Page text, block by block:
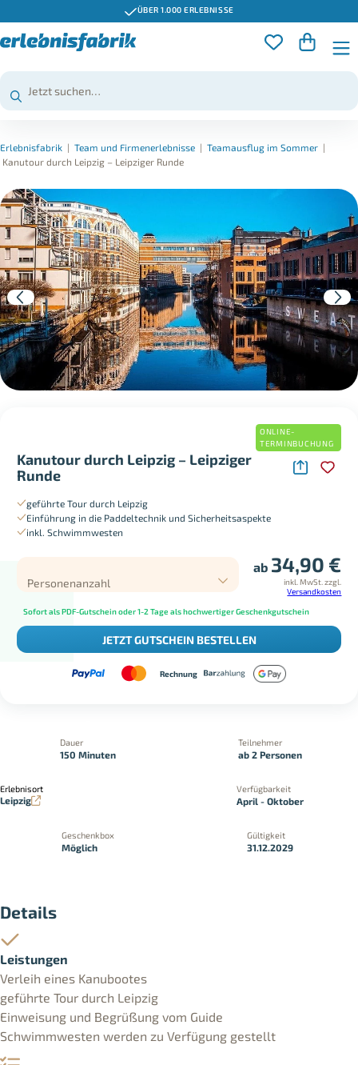
ÜBER 1.000 ERLEBNISSE
Erlebnisfabrik | Team und Firmenerlebnisse | Teamausflug im Sommer |
Kanutour durch Leipzig – Leipziger Runde
ONLINE-
TERMINBUCHUNG
Kanutour durch Leipzig – Leipziger
Runde
geführte Tour durch Leipzig
Einführung in die Paddeltechnik und Sicherheitsaspekte
inkl. Schwimmwesten
Personenanzahl
ab 34,90 €
inkl. MwSt. zzgl.
Versandkosten
Sofort als PDF-Gutschein oder 1-2 Tage als hochwertiger Geschenkgutschein
JETZT GUTSCHEIN BESTELLEN
Rechnung
Dauer
150 Minuten
Teilnehmer
ab 2 Personen
Erlebnisort
Leipzig
Verfügbarkeit
April - Oktober
Geschenkbox
Möglich
Gültigkeit
31.12.2029
Details
Leistungen
Verleih eines Kanubootes
geführte Tour durch Leipzig
Einweisung und Begrüßung vom Guide
Schwimmwesten werden zu Verfügung gestellt